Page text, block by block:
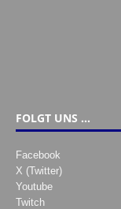
FOLGT UNS …
Facebook
X (Twitter)
Youtube
Twitch